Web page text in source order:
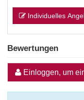
Individuelles
Bewertungen
Einloggen, um